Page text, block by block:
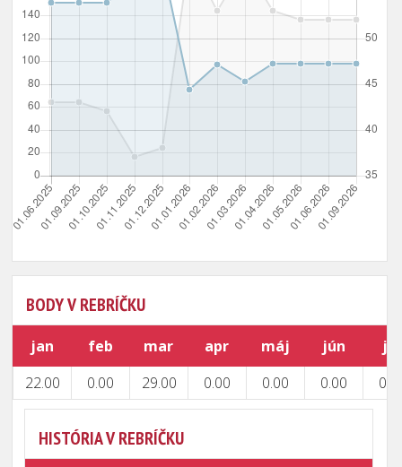
BODY V REBRÍČKU
jan feb mar apr máj jún
júl
22.00
0.00 29.00 0.00 0.00 0.00
HISTÓRIA V REBRÍČKU